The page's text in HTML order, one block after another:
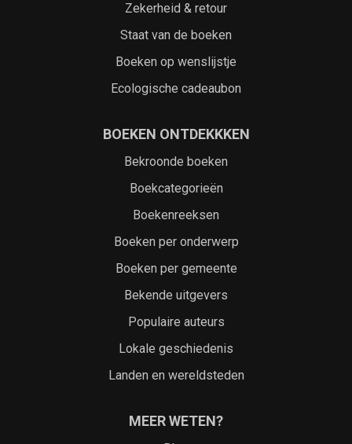
Zekerheid & retour
Staat van de boeken
Boeken op wenslijstje
Ecologische cadeaubon
BOEKEN ONTDEKKKEN
Bekroonde boeken
Boekcategorieën
Boekenreeksen
Boeken per onderwerp
Boeken per gemeente
Bekende uitgevers
Populaire auteurs
Lokale geschiedenis
Landen en wereldsteden
MEER WETEN?